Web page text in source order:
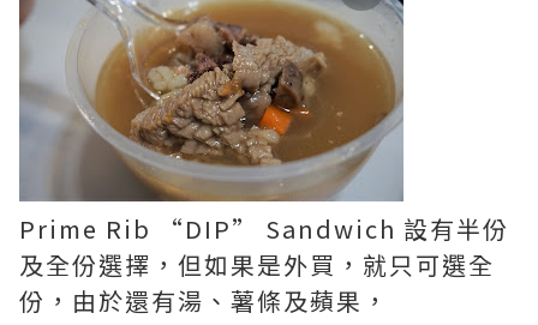
Prime Rib “DIP” Sandwich 設有半份
及全份選擇，但如果是外買，就只可選全
份，由於還有湯、薯條及蘋果，